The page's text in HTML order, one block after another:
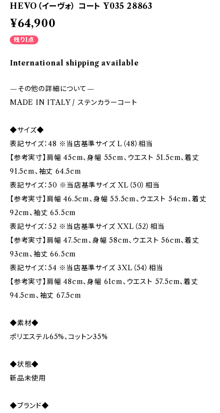
HEVO（イーヴォ） コート Y035 28863
¥64,900
残り1点
International shipping available
—その他の詳細について—
MADE IN ITALY / ステンカラーコート
◆サイズ◆
表記サイズ：48 ※当店基準サイズ L（48）相当
【参考実寸】肩幅 45cm、身幅 55cm、ウエスト 51.5cm、着丈
91.5cm、袖丈 64.5cm
表記サイズ：50 ※当店基準サイズ XL（50）相当
【参考実寸】肩幅 46.5cm、身幅 55.5cm、ウエスト 54cm、着丈
92cm、袖丈 65.5cm
表記サイズ：52 ※当店基準サイズ XXL（52）相当
【参考実寸】肩幅 47.5cm、身幅 58cm、ウエスト 56cm、着丈
93cm、袖丈 66.5cm
表記サイズ：54 ※当店基準サイズ 3XL（54）相当
【参考実寸】肩幅 48cm、身幅 61cm、ウエスト 57.5cm、着丈
94.5cm、袖丈 67.5cm
◆素材◆
ポリエステル65%、コットン35%
◆状態◆
新品未使用
◆ブランド◆